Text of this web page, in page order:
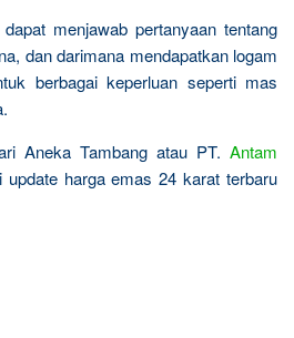
menjawab pertanyaan tentang
dan darimana mendapatkan logam
berbagai keperluan seperti mas
Aneka Tambang atau PT. Antam
update harga emas 24 karat terbaru